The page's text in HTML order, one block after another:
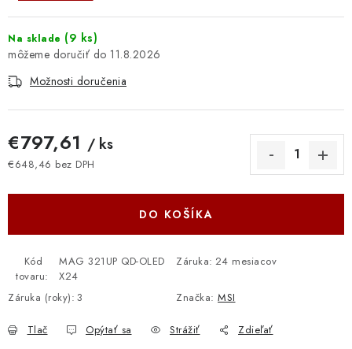
Na sklade (9 ks)
11.8.2026
Možnosti doručenia
€797,61 / ks
€648,46 bez DPH
DO KOŠÍKA
Kód
tovaru:
MAG 321UP QD-OLED
X24
Záruka: 24 mesiacov
Záruka (roky): 3 Značka: MSI
Tlač Opýtať sa Strážiť Zdieľať